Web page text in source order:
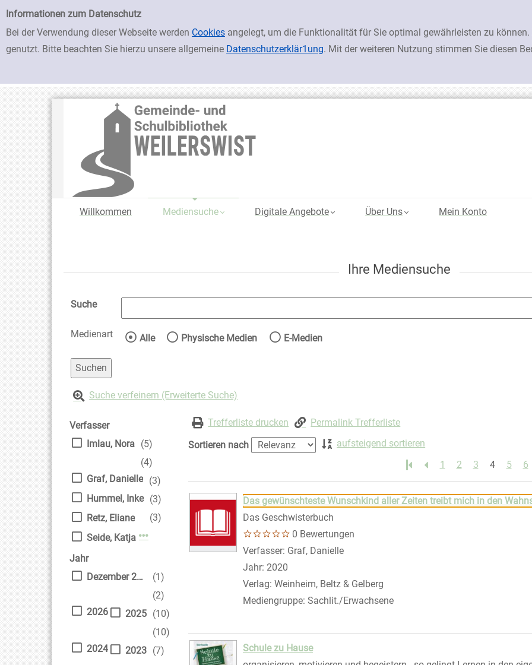
Einfache Suche
Informationen zum Datenschutz
Bei der Verwendung dieser Webseite werden Cookies angelegt, um die Funktionalität für Sie optimal gewährleisten zu
genutzt. Bitte beachten Sie hierzu unsere allgemeine Datenschutzerklär1ung. Mit der weiteren Nutzung stimmen Sie diesen
zur Navigation springen
zum Inhalt springen
Zu den Suchfiltern springen
Zur Trefferliste springen
Willkommen Mediensuche Digitale Angebote Über Uns Mein Konto
Ihre Mediensuche
Suche
Medienart Wählen Sie die Medienart nach der Sie suchen wollen.
Alle Physische Medien E-Medien
Suche verfeinern (Erweiterte Suche)
Suchfilter
Zur Trefferliste springen
Verfasser
Imlau, Nora (5)
Graf, Danielle
(4)
Hummel, Inke
(3)
Retz, Eliane
(3)
Seide, Katja
(3)
Mehr Verfasser-Filter anzeigen
Jahr
Dezember 2020
(1)
2026
(2)
2025 (10)
2024
(10)
2023 (7)
Trefferliste drucken
Permalink Trefferliste
Sortieren nach
aufsteigend sortieren
1
2 3 4 5 6
Suchergebnis
Zu den Suchfiltern springen
Das gewünschteste Wunschkind aller Zeiten treibt mich in den
Das Geschwisterbuch
0 Bewertungen
Verfasser: Graf, Danielle
Jahr: 2020
Verlag: Weinheim, Beltz & Gelberg
Mediengruppe: Sachlit./Erwachsene
Schule zu Hause